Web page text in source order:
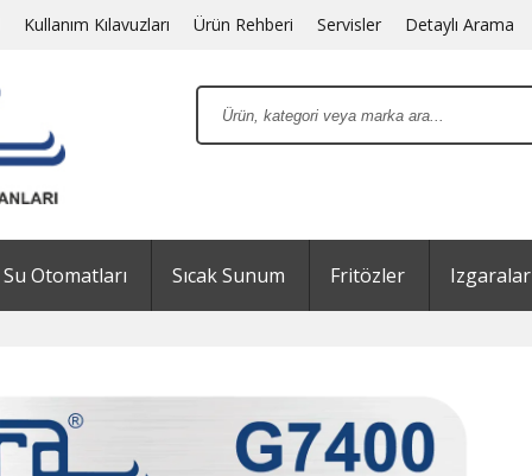
Kullanım Kılavuzları Ürün Rehberi Servisler Detaylı Arama
Su Otomatları Sıcak Sunum Fritözler Izgaralar